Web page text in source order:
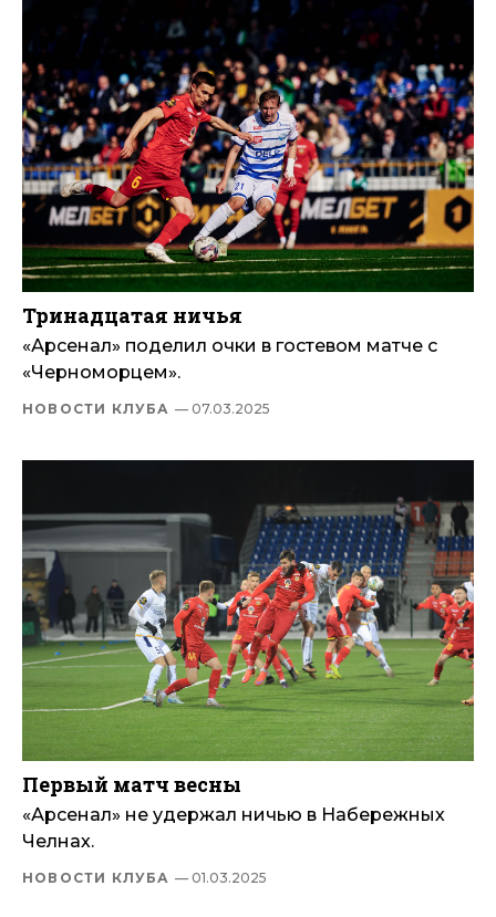
Тринадцатая ничья
«Арсенал» поделил очки в гостевом матче с
«Черноморцем».
НОВОСТИ КЛУБА — 07.03.2025
Первый матч весны
«Арсенал» не удержал ничью в Набережных
Челнах.
НОВОСТИ КЛУБА — 01.03.2025